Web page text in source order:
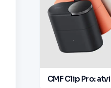
CMF Clip Pro: